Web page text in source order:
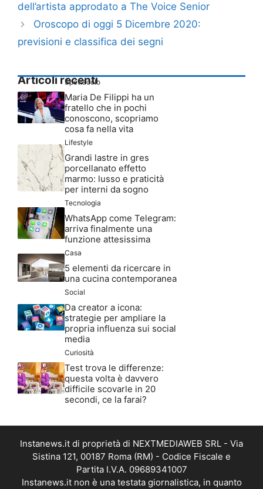
dell’artista approdato a The Voice Senior
Oroscopo di oggi 5 Dicembre 2020:
previsioni e classifica dei segni
Articoli recenti
Spettacolo
Maria De Filippi ha un
fratello che in pochi
conoscono, scopriamo
cosa fa nella vita
Lifestyle
Grandi lastre in gres
porcellanato effetto
marmo: lusso e praticità
per interni da sogno
Tecnologia
WhatsApp come Telegram:
arriva finalmente una
funzione attesissima
Casa
5 elementi da ricercare in
una cucina contemporanea
Social
Da creator a icona:
strategie per ampliare la
propria influenza sui social
media
Curiosità
Test trova le differenze:
questa volta è davvero
difficile scovarle in 20
secondi, ce la farai?
Instanews.it di proprietà di NEXTMEDIAWEB SRL - Via
Sistina 121, 00187 Roma (RM) - Codice Fiscale e
Partita I.V.A. 09689341007
Instanews.it non è una testata giornalistica, in quanto